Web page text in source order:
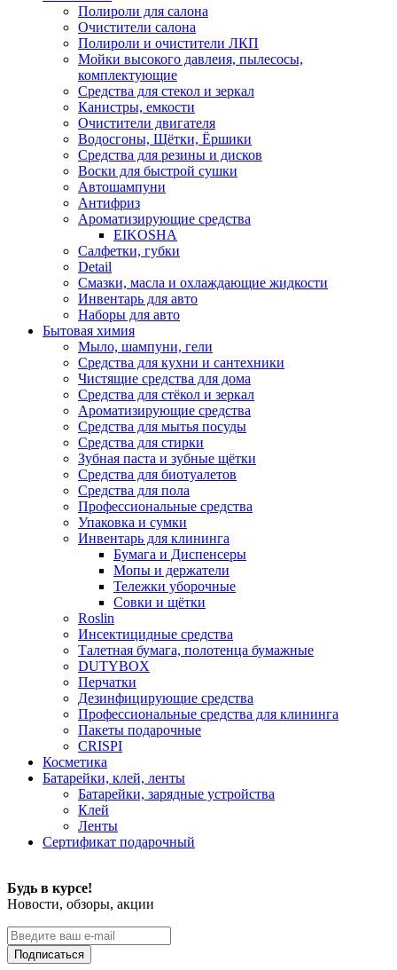
Полироли для салона
Очистители салона
Полироли и очистители ЛКП
Мойки высокого давлеия, пылесосы,
комплектующие
Средства для стекол и зеркал
Канистры, емкости
Очистители двигателя
Водосгоны, Щётки, Ёршики
Средства для резины и дисков
Воски для быстрой сушки
Автошампуни
Антифриз
Ароматизирующие средства
EIKOSHA
Салфетки, губки
Detail
Смазки, масла и охлаждающие жидкости
Инвентарь для авто
Наборы для авто
Бытовая химия
Мыло, шампуни, гели
Средства для кухни и сантехники
Чистящие средства для дома
Средства для стёкол и зеркал
Ароматизирующие средства
Средства для мытья посуды
Средства для стирки
Зубная паста и зубные щётки
Средства для биотуалетов
Средства для пола
Профессиональные средства
Упаковка и сумки
Инвентарь для клининга
Бумага и Диспенсеры
Мопы и держатели
Тележки уборочные
Совки и щётки
Roslin
Инсектицидные средства
Талетная бумага, полотенца бумажные
DUTYBOX
Перчатки
Дезинфицирующие средства
Профессиональные средства для клининга
Пакеты подарочные
CRISPI
Косметика
Батарейки, клей, ленты
Батарейки, зарядные устройства
Клей
Ленты
Сертификат подарочный
Будь в курсе!
Новости, обзоры, акции
Подписаться